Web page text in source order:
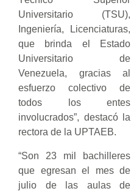
Universitario (TSU),
Ingeniería, Licenciaturas,
que brinda el Estado
Universitario de
Venezuela, gracias al
esfuerzo colectivo de
todos los entes
involucrados”, destacó la
rectora de la UPTAEB.
“Son 23 mil bachilleres
que egresan el mes de
julio de las aulas de